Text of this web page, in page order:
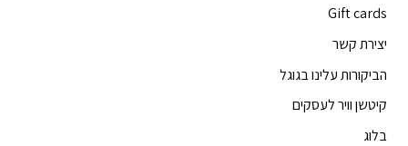
Gift cards
יצירת קשר
הביקורות עלינו בגוגל
קיטשן וויר לעסקים
בלוג